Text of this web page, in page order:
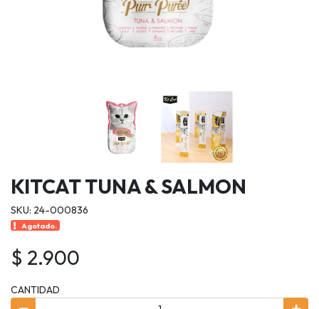
KITCAT TUNA & SALMON
SKU: 24-000836
Agotado.
$ 2.900
CANTIDAD